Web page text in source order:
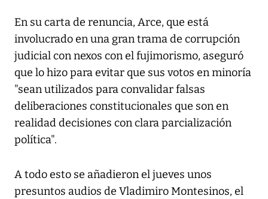
En su carta de renuncia, Arce, que está
involucrado en una gran trama de corrupción
judicial con nexos con el fujimorismo, aseguró
que lo hizo para evitar que sus votos en minoría
"sean utilizados para convalidar falsas
deliberaciones constitucionales que son en
realidad decisiones con clara parcialización
política".
A todo esto se añadieron el jueves unos
presuntos audios de Vladimiro Montesinos, el